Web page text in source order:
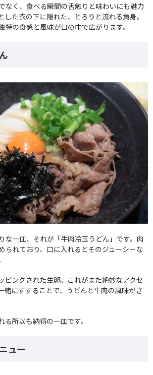
なく、食べる瞬間の舌触りと味わいにも魅力
した衣の下に隠れた、とろりと流れる黄身。
特の食感と風味が口の中で広がります。
な一皿、それが「牛肉冷玉うどん」です。肉
られており、口に入れるとそのジューシーな
ピングされた生卵。これがまた絶妙なアクセ
緒にすすることで、うどんと牛肉の風味がさ
る所以も納得の一皿です。
ュー